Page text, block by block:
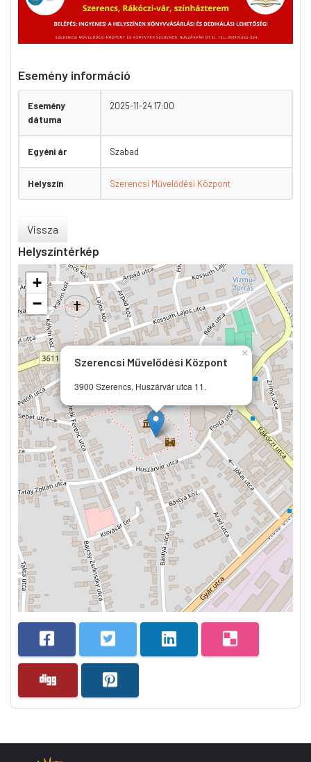
Esemény információ
Esemény
dátuma
2025-11-24 17:00
Egyéni ár Szabad
Helyszín Szerencsi Művelődési Központ
Vissza
Helyszíntérkép
Szerencsi Művelődési Központ
3900 Szerencs, Huszárvár utca 11.
×
+
−